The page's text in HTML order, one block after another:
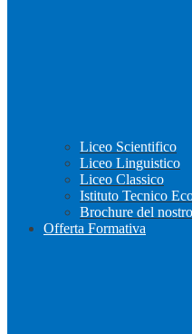
Liceo Scientifico
Liceo Linguistico
Liceo Classico
Istituto Tecnico
Brochure del
Offerta Formativa